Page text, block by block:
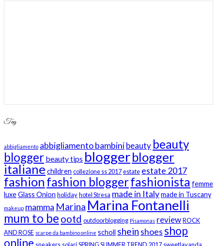
Tag
abbigliamento abbigliamento bambinibeauty beauty
blogger beauty tips bloggerblogger
italiane children collezione ss 2017estate estate 2017
fashion fashion bloggerfashionista femme
luxeGlass Onion holidayhotel Stresa made in Italymade in Tuscany
makeup mamma Marina Marina Fontanelli
mum to be ootd outdoorblogging Pisamonas reviewROCK
AND ROSE scarpe da bambino online scholl shein shoesshop
online sneakers solariSPRING SUMMER TREND 2017 sweetlavanda